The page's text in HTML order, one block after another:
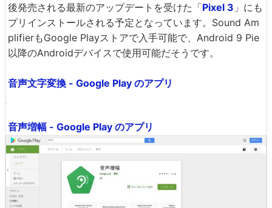
後発売される最新のアップデートを受けた「Pixel 3 」にも
プリインストールされる予定となっています。Sound Am
plifierもGoogle Playストアで入手可能で、Android 9 Pie
以降のAndroidデバイスで使用可能だそうです。
音声文字変換 - Google Play のアプリ